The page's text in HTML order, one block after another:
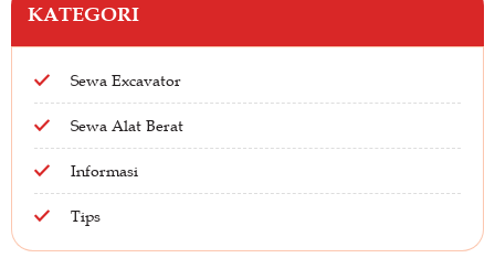
KATEGORI
Sewa Excavator
Sewa Alat Berat
Informasi
Tips